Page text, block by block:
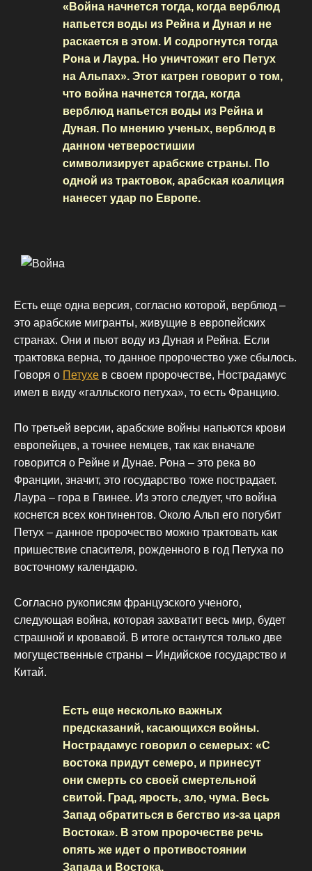
«Война начнется тогда, когда верблюд
напьется воды из Рейна и Дуная и не
раскается в этом. И содрогнутся тогда
Рона и Лаура. Но уничтожит его Петух
на Альпах». Этот катрен говорит о том,
что война начнется тогда, когда
верблюд напьется воды из Рейна и
Дуная. По мнению ученых, верблюд в
данном четверостишии
символизирует арабские страны. По
одной из трактовок, арабская коалиция
нанесет удар по Европе.
Есть еще одна версия, согласно которой, верблюд –
это арабские мигранты, живущие в европейских
странах. Они и пьют воду из Дуная и Рейна. Если
трактовка верна, то данное пророчество уже сбылось.
Говоря о Петухе в своем пророчестве, Нострадамус
имел в виду «галльского петуха», то есть Францию.
По третьей версии, арабские войны напьются крови
европейцев, а точнее немцев, так как вначале
говорится о Рейне и Дунае. Рона – это река во
Франции, значит, это государство тоже пострадает.
Лаура – гора в Гвинее. Из этого следует, что война
коснется всех континентов. Около Альп его погубит
Петух – данное пророчество можно трактовать как
пришествие спасителя, рожденного в год Петуха по
восточному календарю.
Согласно рукописям французского ученого,
следующая война, которая захватит весь мир, будет
страшной и кровавой. В итоге останутся только две
могущественные страны – Индийское государство и
Китай.
Есть еще несколько важных
предсказаний, касающихся войны.
Нострадамус говорил о семерых: «С
востока придут семеро, и принесут
они смерть со своей смертельной
свитой. Град, ярость, зло, чума. Весь
Запад обратиться в бегство из-за царя
Востока». В этом пророчестве речь
опять же идет о противостоянии
Запада и Востока.